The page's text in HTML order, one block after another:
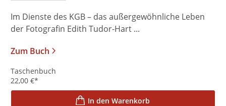
Im Dienste des KGB – das außergewöhnliche Leben
der Fotografin Edith Tudor-Hart ...
Zum Buch
Taschenbuch
22,00 €*
In den Warenkorb